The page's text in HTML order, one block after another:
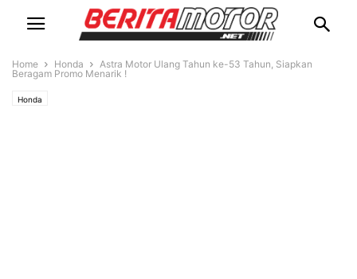
Home Honda
Astra Motor Ulang Tahun ke-53 Tahun, Siapkan
Beragam Promo Menarik !
Honda